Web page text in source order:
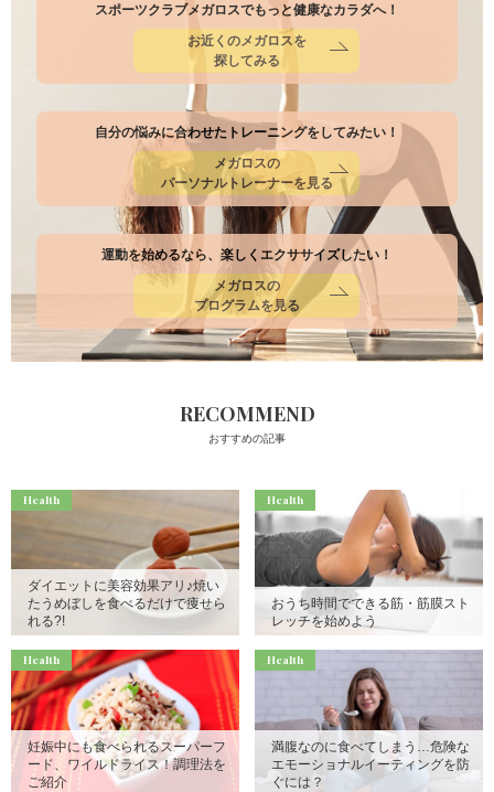
スポーツクラブメガロスでもっと健康なカラダへ！
お近くのメガロスを
探してみる
自分の悩みに合わせたトレーニングをしてみたい！
メガロスの
パーソナルトレーナーを見る
運動を始めるなら、楽しくエクササイズしたい！
メガロスの
プログラムを見る
RECOMMEND
おすすめの記事
Health
ダイエットに美容効果アリ♪焼い
たうめぼしを食べるだけで痩せら
れる?!
Health
おうち時間でできる筋・筋膜スト
レッチを始めよう
Health
妊娠中にも食べられるスーパーフ
ード、ワイルドライス！調理法を
ご紹介
Health
満腹なのに食べてしまう…危険な
エモーショナルイーティングを防
ぐには？